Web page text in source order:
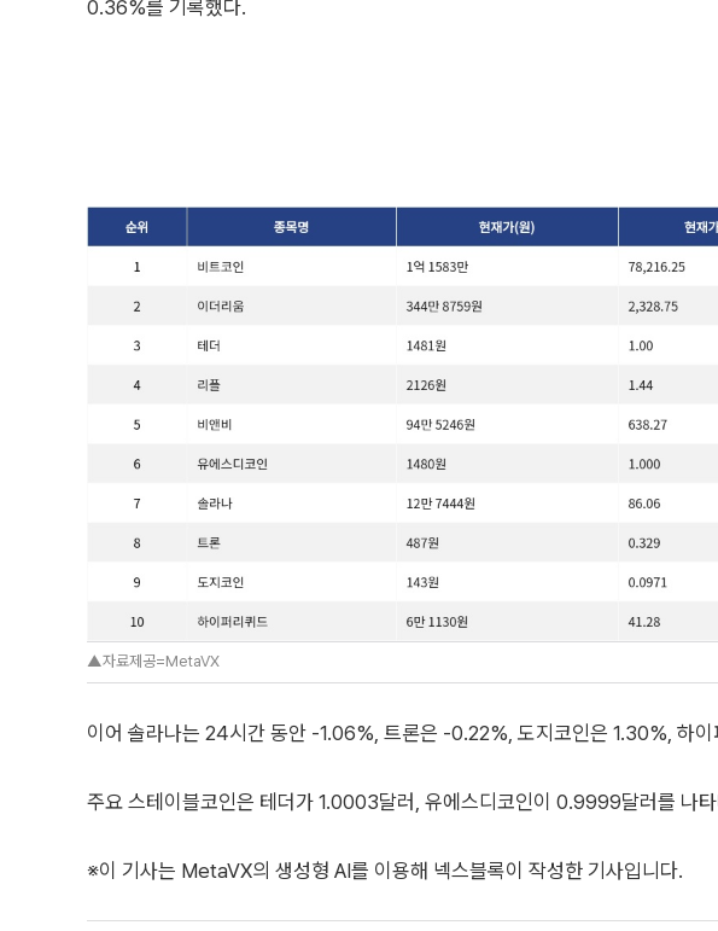
0.36%를 기록했다.
▲자료제공=MetaVX
이어 솔라나는 24시간 동안 -1.06%, 트론은 -0.22%, 도지코인은 1.30%, 하
주요 스테이블코인은 테더가 1.0003달러, 유에스디코인이 0.9999달러를 나
※이 기사는 MetaVX의 생성형 AI를 이용해 넥스블록이 작성한 기사입니다.